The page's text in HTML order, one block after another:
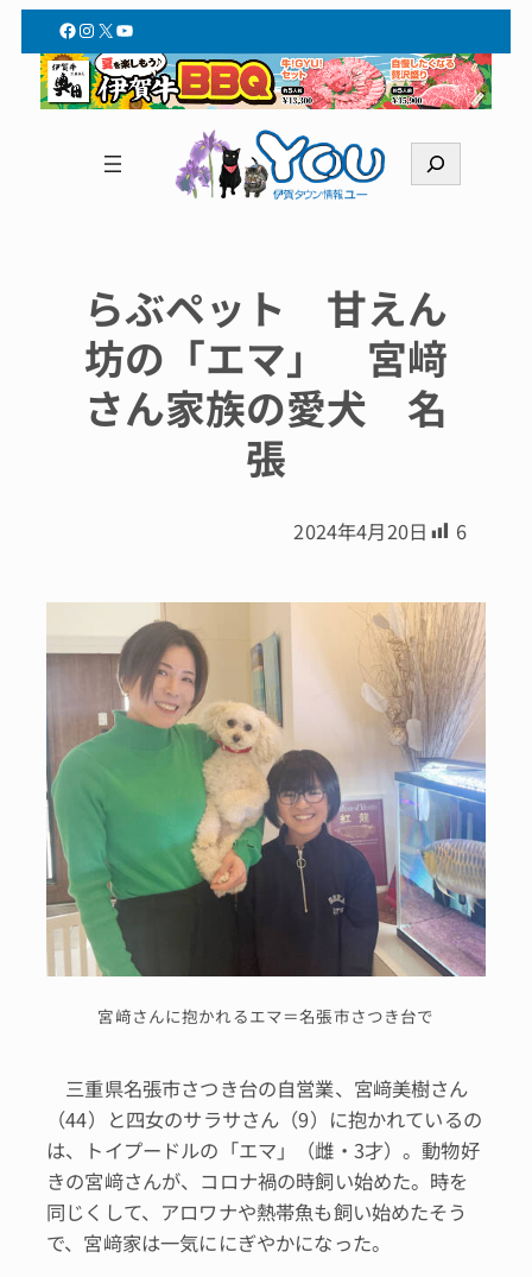
Facebook
Instagram
X YouTube
索
らぶペット 甘えん
坊の「エマ」 宮﨑
さん家族の愛犬 名
張
2024年4月20日 6
宮﨑さんに抱かれるエマ＝名張市さつき台で
三重県名張市さつき台の自営業、宮﨑美樹さん
（44）と四女のサラサさん（9）に抱かれているの
は、トイプードルの「エマ」（雌・3才）。動物好
きの宮﨑さんが、コロナ禍の時飼い始めた。時を
同じくして、アロワナや熱帯魚も飼い始めたそう
で、宮﨑家は一気ににぎやかになった。